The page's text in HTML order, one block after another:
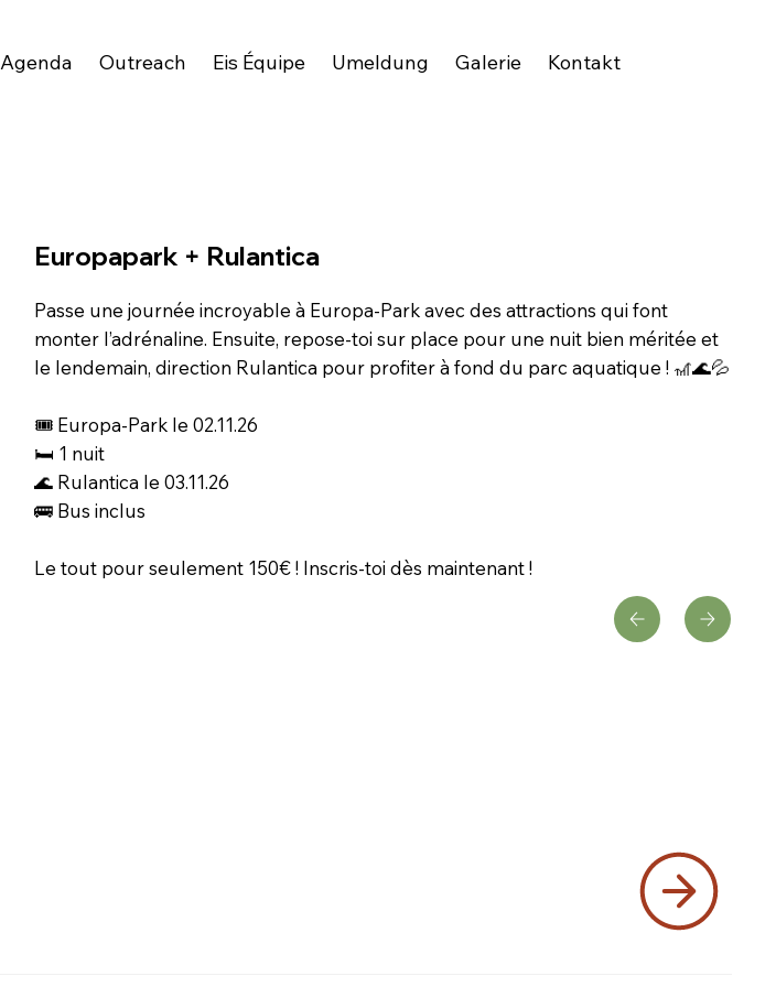
Agenda Outreach Eis Équipe Umeldung Galerie Kontakt
Europapark + Rulantica
Passe une journée incroyable à Europa-Park avec des attractions qui font
monter l’adrénaline. Ensuite, repose-toi sur place pour une nuit bien méritée et
le lendemain, direction Rulantica pour profiter à fond du parc aquatique ! 🎢🌊💦
🎟️ Europa-Park le 02.11.26
🛏️ 1 nuit
🌊 Rulantica le 03.11.26
🚌 Bus inclus
Le tout pour seulement 150€ ! Inscris-toi dès maintenant !